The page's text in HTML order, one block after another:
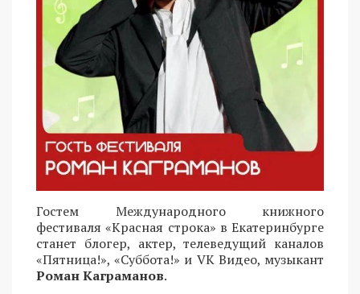
Гостем Международного книжного
фестиваля «Красная строка» в Екатеринбурге
станет блогер, актер, телеведущий каналов
«Пятница!», «Суббота!» и VK Видео, музыкант
Роман Каграманов.